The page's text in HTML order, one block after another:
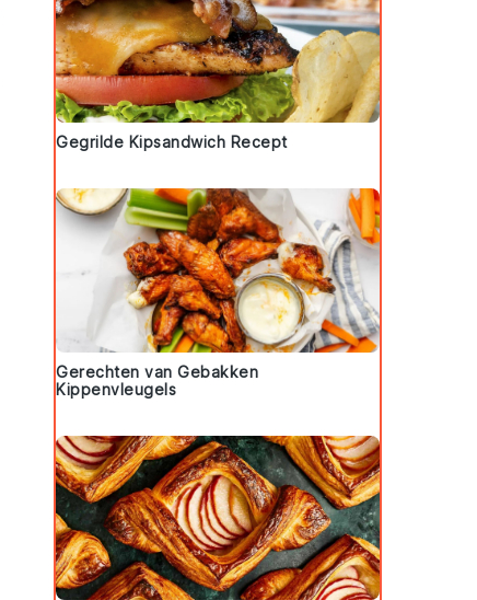
Gegrilde Kipsandwich Recept
Gerechten van Gebakken
Kippenvleugels